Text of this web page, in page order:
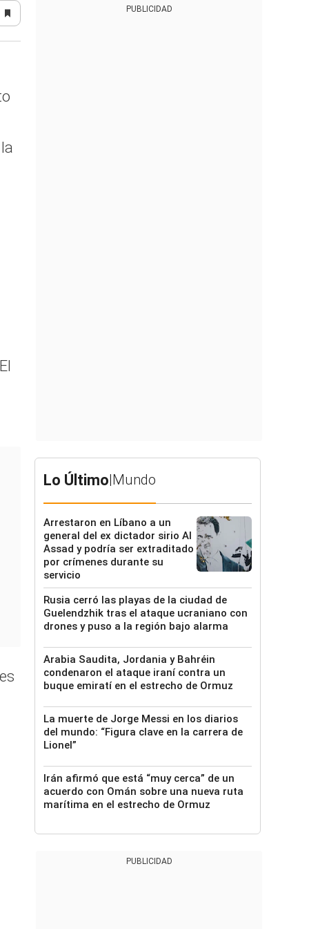
PUBLICIDAD
Lo Último|Mundo
Arrestaron en Líbano a un
general del ex dictador sirio Al
Assad y podría ser extraditado
por crímenes durante su
servicio
Rusia cerró las playas de la ciudad de
Guelendzhik tras el ataque ucraniano con
drones y puso a la región bajo alarma
Arabia Saudita, Jordania y Bahréin
condenaron el ataque iraní contra un
buque emiratí en el estrecho de Ormuz
La muerte de Jorge Messi en los diarios
del mundo: “Figura clave en la carrera de
Lionel”
Irán afirmó que está “muy cerca” de un
acuerdo con Omán sobre una nueva ruta
marítima en el estrecho de Ormuz
PUBLICIDAD